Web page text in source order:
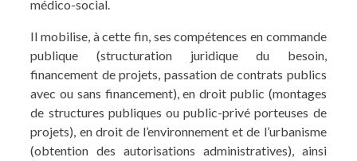
médico-social.
Il mobilise, à cette fin, ses compétences en commande
publique (structuration juridique du besoin,
financement de projets, passation de contrats publics
avec ou sans financement), en droit public (montages
de structures publiques ou public-privé porteuses de
projets), en droit de l’environnement et de l’urbanisme
(obtention des autorisations administratives), ainsi